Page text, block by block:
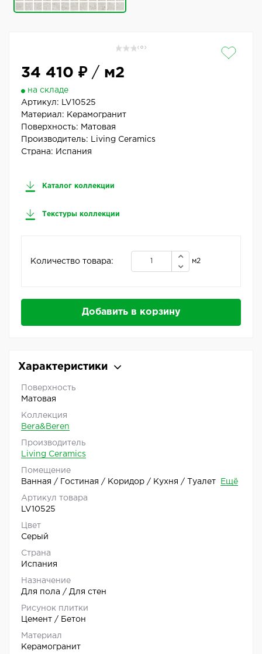
( 0 )
34 410 ₽/ м2
на складе
Артикул:
LV10525
Материал: Керамогранит
Поверхность: Матовая
Производитель:
Living Ceramics
Страна: Испания
Каталог коллекции
Текстуры коллекции
Количество товара: м2
Добавить в корзину
Характеристики
Поверхность
Матовая
Коллекция
Bera&Beren
Производитель
Living Ceramics
Помещение
Ванная / Гостиная / Коридор / Кухня / Туалет
Ещё
Артикул товара
LV10525
Цвет
Серый
Страна
Испания
Назначение
Для пола / Для стен
Рисунок плитки
Цемент / Бетон
Материал
Керамогранит